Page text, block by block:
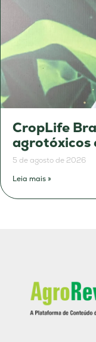
CropLife
agrotóxicos
5 de agosto de 2026
Leia mais »